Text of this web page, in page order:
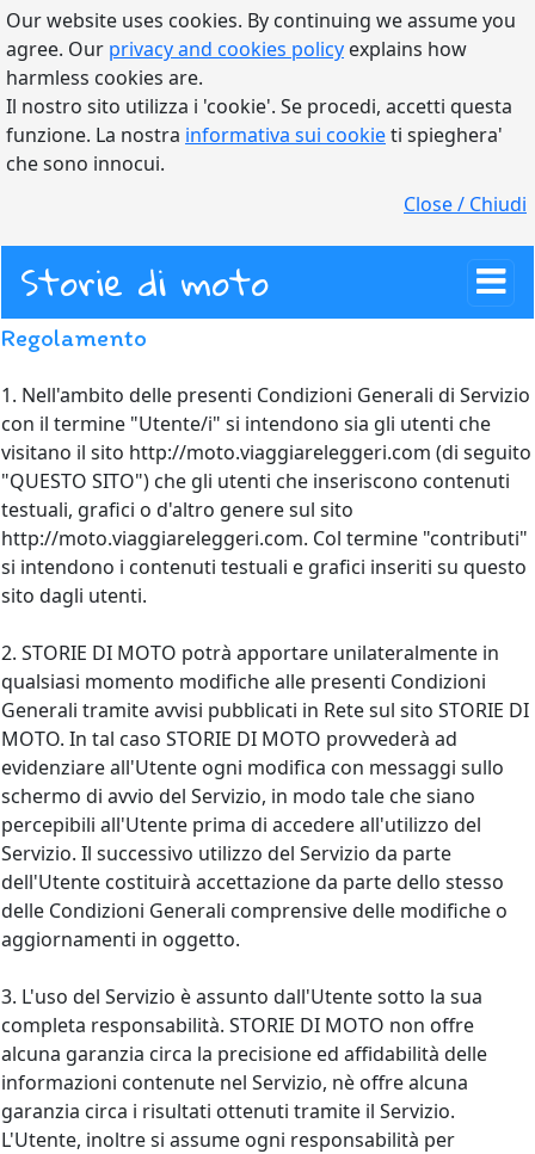
Our website uses cookies. By continuing we assume you
agree. Our privacy and cookies policy explains how
harmless cookies are.
Il nostro sito utilizza i 'cookie'. Se procedi, accetti questa
funzione. La nostra informativa sui cookieti spieghera'
che sono innocui.
Close / Chiudi
Storie di moto
Regolamento
1. Nell'ambito delle presenti Condizioni Generali di Servizio
con il termine "Utente/i" si intendono sia gli utenti che
visitano il sito http://moto.viaggiareleggeri.com (di seguito
"QUESTO SITO") che gli utenti che inseriscono contenuti
testuali, grafici o d'altro genere sul sito
http://moto.viaggiareleggeri.com. Col termine "contributi"
si intendono i contenuti testuali e grafici inseriti su questo
sito dagli utenti.
2. STORIE DI MOTO potrà apportare unilateralmente in
qualsiasi momento modifiche alle presenti Condizioni
Generali tramite avvisi pubblicati in Rete sul sito STORIE DI
MOTO. In tal caso STORIE DI MOTO provvederà ad
evidenziare all'Utente ogni modifica con messaggi sullo
schermo di avvio del Servizio, in modo tale che siano
percepibili all'Utente prima di accedere all'utilizzo del
Servizio. Il successivo utilizzo del Servizio da parte
dell'Utente costituirà accettazione da parte dello stesso
delle Condizioni Generali comprensive delle modifiche o
aggiornamenti in oggetto.
3. L'uso del Servizio è assunto dall'Utente sotto la sua
completa responsabilità. STORIE DI MOTO non offre
alcuna garanzia circa la precisione ed affidabilità delle
informazioni contenute nel Servizio, nè offre alcuna
garanzia circa i risultati ottenuti tramite il Servizio.
L'Utente, inoltre si assume ogni responsabilità per